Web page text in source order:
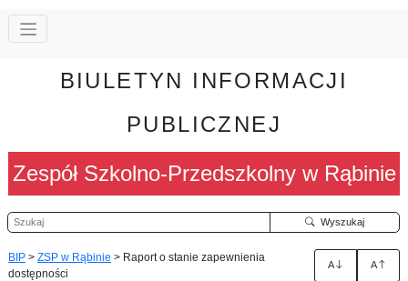
BIULETYN INFORMACJI
PUBLICZNEJ
Zespół Szkolno-Przedszkolny w Rąbinie
Szukaj Wyszukaj
BIP > ZSP w Rąbinie > Raport o stanie zapewnienia
dostępności
A A